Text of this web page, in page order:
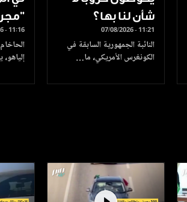
شأن لنا بها؟
07/08/2026 - 11:21
النائبة الجمهورية السابقة في
الكونغرس الأمريكي، ما…
- 11:16